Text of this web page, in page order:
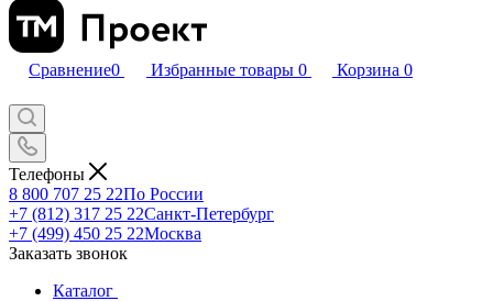
Сравнение0 Избранные товары 0 Корзина 0
Телефоны
8 800 707 25 22По России
+7 (812) 317 25 22Санкт-Петербург
+7 (499) 450 25 22Москва
Заказать звонок
Каталог